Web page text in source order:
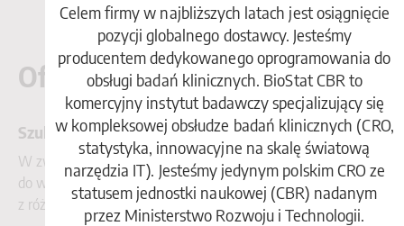
Oferty współpracy
Szukamy ekspertów
W związku z dynamicznym rozwojem BioStat ®zapraszamy
do współpracy doświadczonych ekspertów i badaczy
z różnych branż.
Celem firmy w najbliższych latach jest osiągnięcie
pozycji globalnego dostawcy. Jesteśmy
producentem dedykowanego oprogramowania do
obsługi badań klinicznych. BioStat CBR to
komercyjny instytut badawczy specjalizujący się
w kompleksowej obsłudze badań klinicznych (CRO,
statystyka, innowacyjne na skalę światową
narzędzia IT). Jesteśmy jedynym polskim CRO ze
statusem jednostki naukowej (CBR) nadanym
przez Ministerstwo Rozwoju i Technologii.